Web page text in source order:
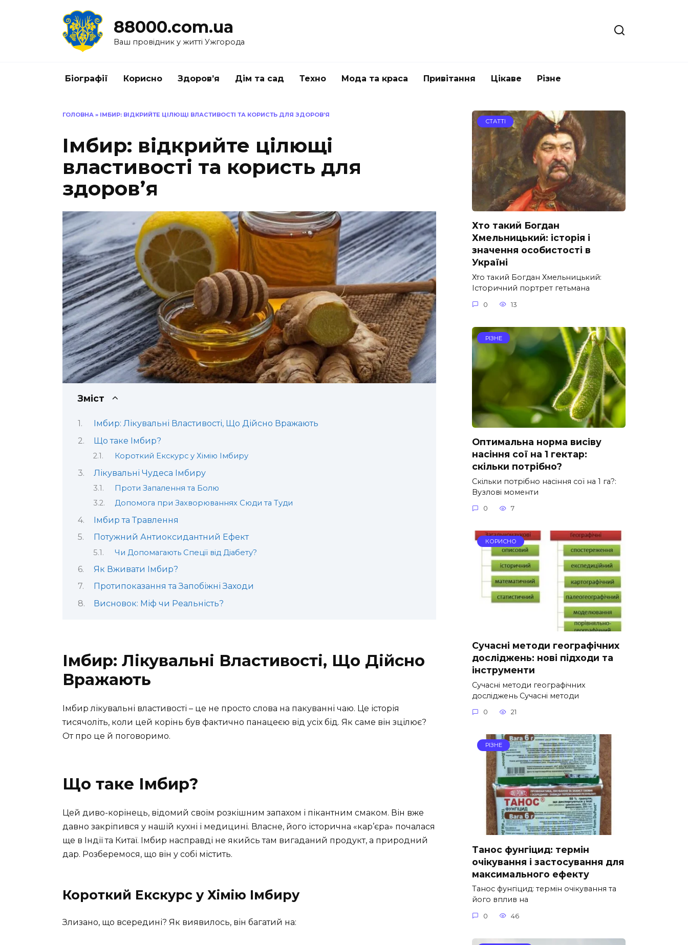
88000.com.ua
Ваш провідник у житті Ужгорода
Біографії Корисно Здоров’я Дім та сад Техно Мода та краса Привітання Цікаве Різне
ГОЛОВНА » ІМБИР: ВІДКРИЙТЕ ЦІЛЮЩІ ВЛАСТИВОСТІ ТА КОРИСТЬ ДЛЯ ЗДОРОВ’Я
Імбир: відкрийте цілющі
властивості та користь для
здоров’я
Зміст
Імбир: Лікувальні Властивості, Що Дійсно Вражають
Що таке Імбир?
Короткий Екскурс у Хімію Імбиру
Лікувальні Чудеса Імбиру
Проти Запалення та Болю
Допомога при Захворюваннях Сюди та Туди
Імбир та Травлення
Потужний Антиоксидантний Ефект
Чи Допомагають Спеції від Діабету?
Як Вживати Імбир?
Протипоказання та Запобіжні Заходи
Висновок: Міф чи Реальність?
Імбир: Лікувальні Властивості, Що Дійсно
Вражають
Імбир лікувальні властивості – це не просто слова на пакуванні чаю. Це історія
тисячоліть, коли цей корінь був фактично панацеєю від усіх бід. Як саме він зцілює?
От про це й поговоримо.
Що таке Імбир?
Цей диво-корінець, відомий своїм розкішним запахом і пікантним смаком. Він вже
давно закріпився у нашій кухні і медицині. Власне, його історична «кар’єра» почалася
ще в Індії та Китаї. Імбир насправді не якийсь там вигаданий продукт, а природний
дар. Розберемося, що він у собі містить.
Короткий Екскурс у Хімію Імбиру
Злизано, що всередині? Як виявилось, він багатий на:
СТАТТІ
Хто такий Богдан
Хмельницький: історія і
значення особистості в
Україні
Хто такий Богдан Хмельницький:
Історичний портрет гетьмана
0 13
РІЗНЕ
Оптимальна норма висіву
насіння сої на 1 гектар:
скільки потрібно?
Скільки потрібно насіння сої на 1 га?:
Вузлові моменти
0 7
КОРИСНО
Сучасні методи географічних
досліджень: нові підходи та
інструменти
Сучасні методи географічних
досліджень Сучасні методи
0 21
РІЗНЕ
Танос фунгіцид: термін
очікування і застосування для
максимального ефекту
Танос фунгіцид: термін очікування та
його вплив на
0 46